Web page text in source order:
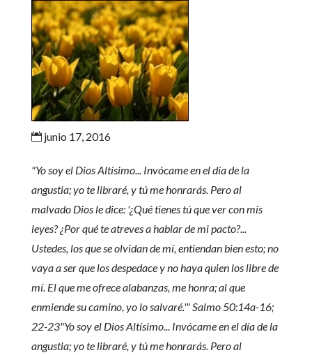
junio 17, 2016
"Yo soy el Dios Altísimo... Invócame en el día de la
angustia; yo te libraré, y tú me honrarás. Pero al
malvado Dios le dice: '¿Qué tienes tú que ver con mis
leyes? ¿Por qué te atreves a hablar de mi pacto?...
Ustedes, los que se olvidan de mí, entiendan bien esto; no
vaya a ser que los despedace y no haya quien los libre de
mí. El que me ofrece alabanzas, me honra; al que
enmiende su camino, yo lo salvaré.'"Salmo 50:14a-16;
22-23"Yo soy el Dios Altísimo... Invócame en el día de la
angustia; yo te libraré, y tú me honrarás. Pero al